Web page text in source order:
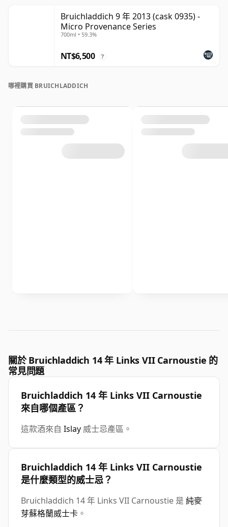
Bruichladdich 9 年 2013 (cask 0935) -
Micro Provenance Series
700ml • 59.3%
NT$6,500 ?
哪裡購買 BRUICHLADDICH
關於 Bruichladdich 14 年 Links VII Carnoustie 的
常見問題
Bruichladdich 14 年 Links VII Carnoustie
來自哪個產區？
這款酒來自 Islay 威士忌產區。
Bruichladdich 14 年 Links VII Carnoustie
是什麼類型的威士忌？
Bruichladdich 14 年 Links VII Carnoustie 是 純麥
芽蘇格蘭威士卡 。